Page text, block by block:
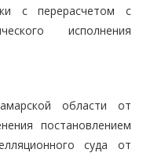
с перерасчетом с
исполнения
области от
постановлением
суда от